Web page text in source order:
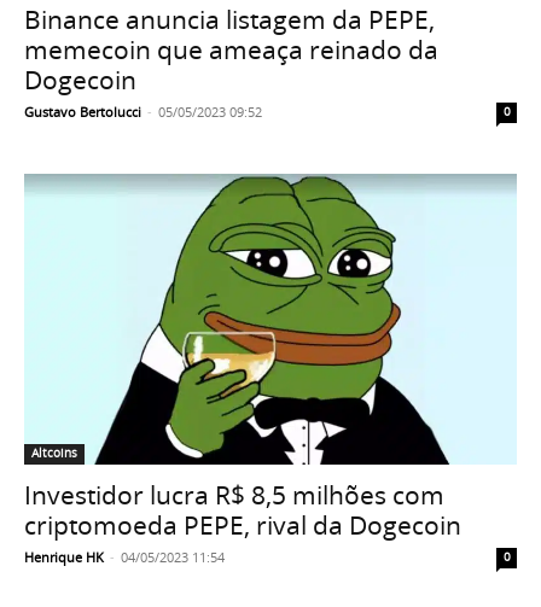
Binance anuncia listagem da PEPE,
memecoin que ameaça reinado da
Dogecoin
Gustavo Bertolucci - 05/05/2023 09:52 0
Altcoins
Investidor lucra R$ 8,5 milhões com
criptomoeda PEPE, rival da Dogecoin
Henrique HK - 04/05/2023 11:54 0